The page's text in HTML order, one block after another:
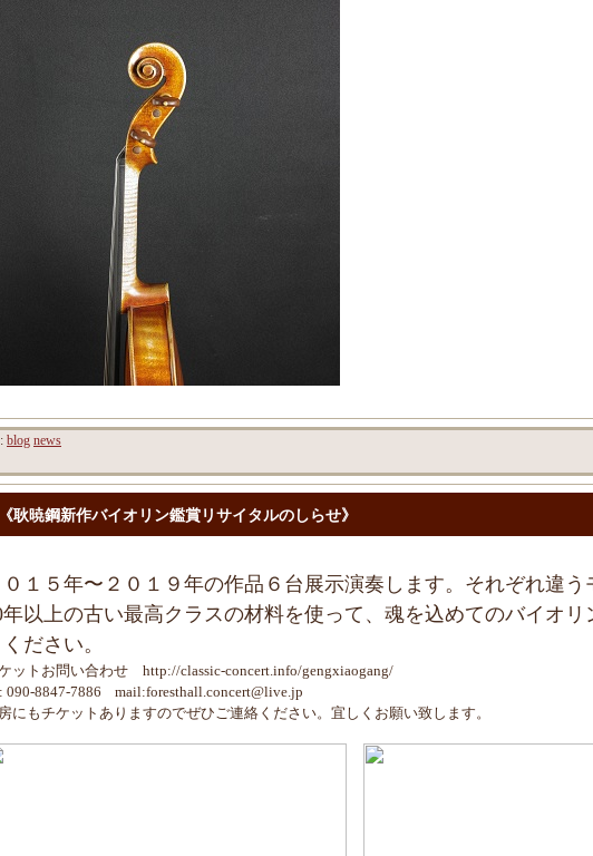
blog news
耿暁鋼新作バイオリン鑑賞リサイタルのしらせ》
１５年〜２０１９年の作品６台展示演奏します。それぞれ違う
年以上の古い最高クラスの材料を使って、魂を込めてのバイオリ
ださい。
ットお問い合わせ http://classic-concert.info/gengxiaogang/
090-8847-7886 mail:foresthall.concert@live.jp
にもチケットありますのでぜひご連絡ください。宜しくお願い致します。